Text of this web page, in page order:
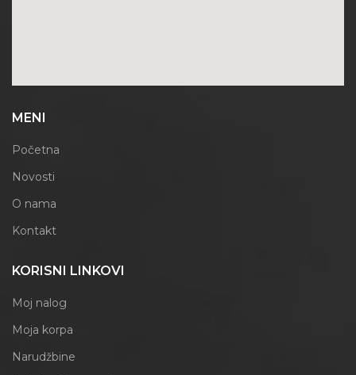
MENI
Početna
Novosti
O nama
Kontakt
KORISNI LINKOVI
Moj nalog
Moja korpa
Narudžbine